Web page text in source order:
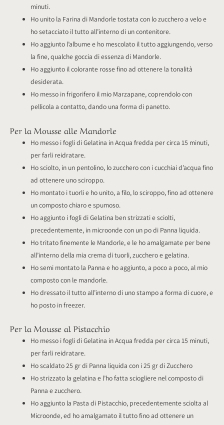
minuti.
Ho unito la Farina di Mandorle tostata con lo zucchero a velo e
ho setacciato il tutto all’interno di un contenitore.
Ho aggiunto l’albume e ho mescolato il tutto aggiungendo, verso
la fine, qualche goccia di essenza di Mandorle.
Ho aggiunto il colorante rosse fino ad ottenere la tonalità
desiderata.
Ho messo in frigorifero il mio Marzapane, coprendolo con
pellicola a contatto, dando una forma di panetto.
Per la Mousse alle Mandorle
Ho messo i fogli di Gelatina in Acqua fredda per circa 15 minuti,
per farli reidratare.
Ho sciolto, in un pentolino, lo zucchero con i cucchiai d’acqua fino
ad ottenere uno sciroppo.
Ho montato i tuorli e ho unito, a filo, lo sciroppo, fino ad ottenere
un composto chiaro e spumoso.
Ho aggiunto i fogli di Gelatina ben strizzati e sciolti,
precedentemente, in microonde con un po di Panna liquida.
Ho tritato finemente le Mandorle, e le ho amalgamate per bene
all’interno della mia crema di tuorli, zucchero e gelatina.
Ho semi montato la Panna e ho aggiunto, a poco a poco, al mio
composto con le mandorle.
Ho dressato il tutto all’interno di uno stampo a forma di cuore, e
ho posto in freezer.
Per la Mousse al Pistacchio
Ho messo i fogli di Gelatina in Acqua fredda per circa 15 minuti,
per farli reidratare.
Ho scaldato 25 gr di Panna liquida con i 25 gr di Zucchero
Ho strizzato la gelatina e l’ho fatta sciogliere nel composto di
Panna e zucchero.
Ho aggiunto la Pasta di Pistacchio, precedentemente sciolta al
Microonde, ed ho amalgamato il tutto fino ad ottenere un